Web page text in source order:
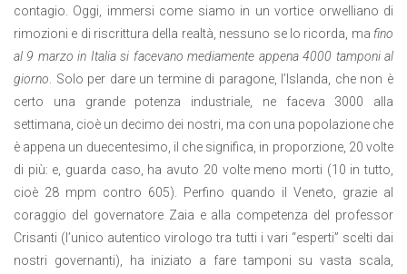
contagio. Oggi, immersi come siamo in un vortice orwelliano di
rimozioni e di riscrittura della realtà, nessuno se lo ricorda, ma fino
al 9 marzo in Italia si facevano mediamente appena 4000 tamponi al
giorno . Solo per dare un termine di paragone, l’Islanda, che non è
certo una grande potenza industriale, ne faceva 3000 alla
settimana, cioè un decimo dei nostri, ma con una popolazione che
è appena un duecentesimo, il che significa, in proporzione, 20 volte
di più: e, guarda caso, ha avuto 20 volte meno morti (10 in tutto,
cioè 28 mpm contro 605). Perfino quando il Veneto, grazie al
coraggio del governatore Zaia e alla competenza del professor
Crisanti (l’unico autentico virologo tra tutti i vari “esperti” scelti dai
nostri governanti), ha iniziato a fare tamponi su vasta scala,